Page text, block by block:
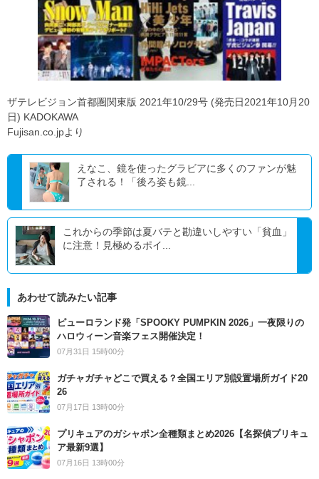
ザテレビジョン首都圏関東版 2021年10/29号 (発売日2021年10月20
日) KADOKAWA
Fujisan.co.jpより
えなこ、鏡を使ったグラビアに多くのファンが魅
了される！「後ろ姿も鏡...
これからの季節は夏バテと勘違いしやすい「貧血」
に注意！見極めるポイ...
あわせて読みたい記事
ピューロランド発「SPOOKY PUMPKIN 2026」一夜限りの
ハロウィーン音楽フェス開催決定！
07月31日 15時00分
ガチャガチャどこで買える？全国エリア別設置場所ガイド20
26
07月17日 13時00分
プリキュアのガシャポン全種類まとめ2026【名探偵プリキュ
ア最新9選】
07月16日 13時00分